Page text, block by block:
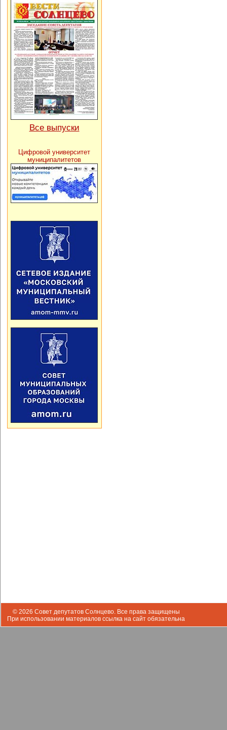
Все выпуски
Цифровой университет
муниципалитетов
© 2026 Совет депутатов Солнцево. Все права защищены
При использовании материалов ссылка на сайт обязательна